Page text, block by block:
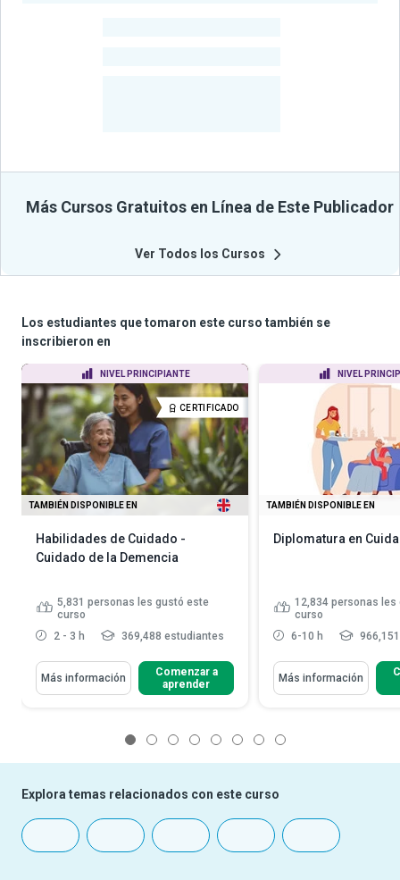
Más Cursos Gratuitos en Línea de Este Publicador
Ver Todos los Cursos
Los estudiantes que tomaron este curso también se
inscribieron en
NIVEL PRINCIPIANTE
CERTIFICADO
TAMBIÉN DISPONIBLE EN
Habilidades de Cuidado -
Cuidado de la Demencia
5,831 personas les gustó este
curso
2 - 3 h
369,488 estudiantes
Más información
Comenzar a
aprender
NIVEL
TAMBIÉN DISPONIBLE EN
Diplomatura en
12,834 personas les
curso
6-10 h
Más información
Explora temas relacionados con este curso